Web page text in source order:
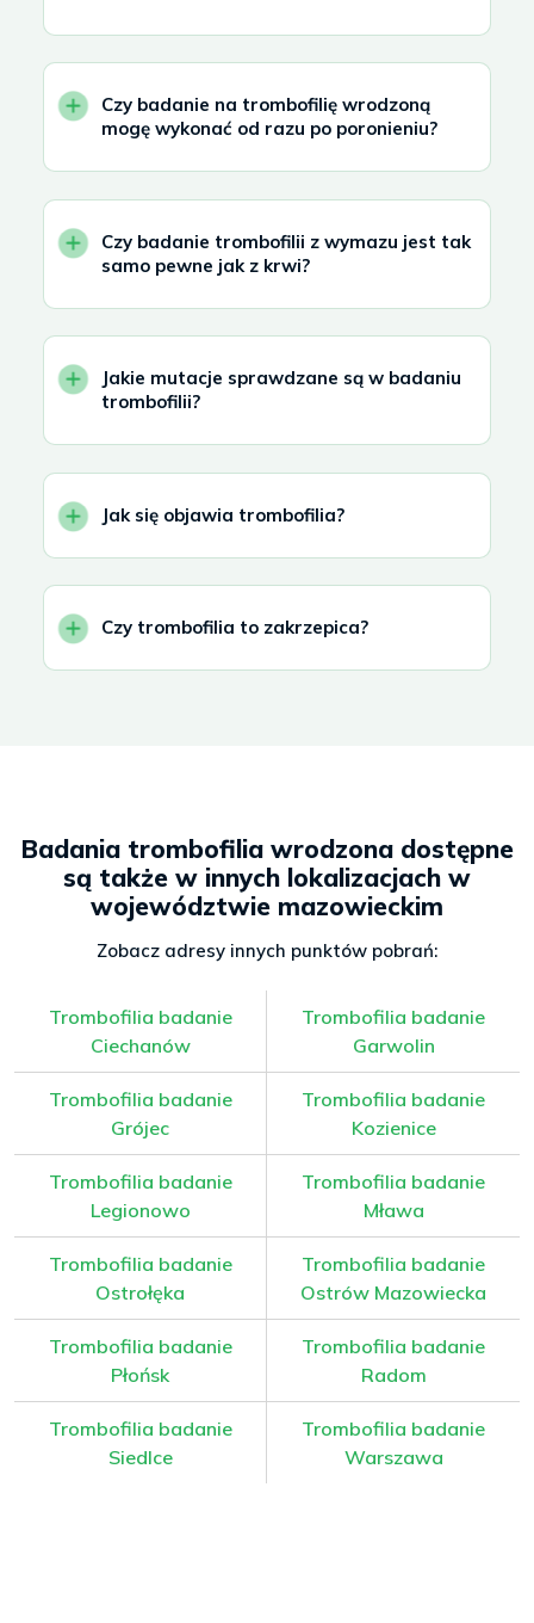
Czy badanie na trombofilię wrodzoną
mogę wykonać od razu po poronieniu?
Czy badanie trombofilii z wymazu jest tak
samo pewne jak z krwi?
Jakie mutacje sprawdzane są w badaniu
trombofilii?
Jak się objawia trombofilia?
Czy trombofilia to zakrzepica?
Badania trombofilia wrodzona dostępne
są także w innych lokalizacjach w
województwie mazowieckim
Zobacz adresy innych punktów pobrań:
Trombofilia badanie
Ciechanów
Trombofilia badanie
Garwolin
Trombofilia badanie
Grójec
Trombofilia badanie
Kozienice
Trombofilia badanie
Legionowo
Trombofilia badanie
Mława
Trombofilia badanie
Ostrołęka
Trombofilia badanie
Ostrów Mazowiecka
Trombofilia badanie
Płońsk
Trombofilia badanie
Radom
Trombofilia badanie
Siedlce
Trombofilia badanie
Warszawa